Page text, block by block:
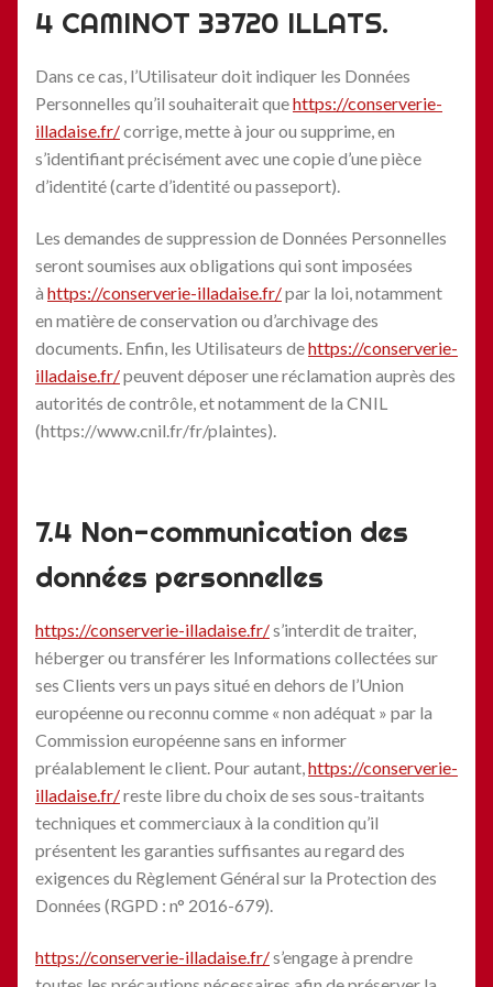
4 CAMINOT 33720 ILLATS.
Dans ce cas, l’Utilisateur doit indiquer les Données
Personnelles qu’il souhaiterait quehttps://conserverie-
illadaise.fr/corrige, mette à jour ou supprime, en
s’identifiant précisément avec une copie d’une pièce
d’identité (carte d’identité ou passeport).
Les demandes de suppression de Données Personnelles
seront soumises aux obligations qui sont imposées
à https://conserverie-illadaise.fr/par la loi, notamment
en matière de conservation ou d’archivage des
documents. Enfin, les Utilisateurs dehttps://conserverie-
illadaise.fr/peuvent déposer une réclamation auprès des
autorités de contrôle, et notamment de la CNIL
(https://www.cnil.fr/fr/plaintes).
7.4 Non-communication des
données personnelles
https://conserverie-illadaise.fr/s’interdit de traiter,
héberger ou transférer les Informations collectées sur
ses Clients vers un pays situé en dehors de l’Union
européenne ou reconnu comme « non adéquat » par la
Commission européenne sans en informer
préalablement le client. Pour autant, https://conserverie-
illadaise.fr/reste libre du choix de ses sous-traitants
techniques et commerciaux à la condition qu’il
présentent les garanties suffisantes au regard des
exigences du Règlement Général sur la Protection des
Données (RGPD : n° 2016-679).
https://conserverie-illadaise.fr/s’engage à prendre